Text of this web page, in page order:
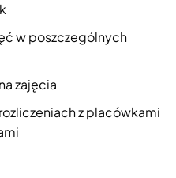
w poszczególnych
zajęcia
z placówkami